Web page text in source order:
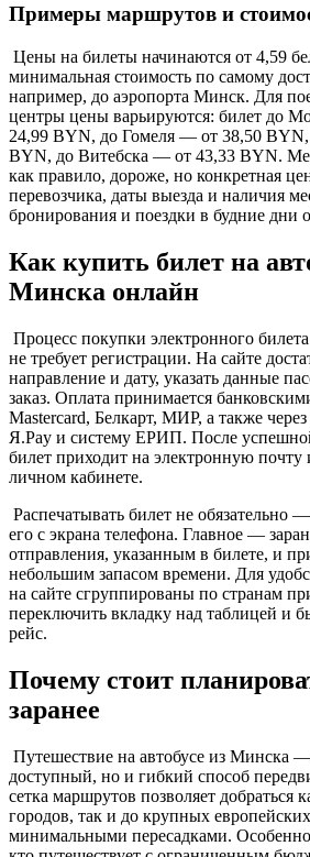
Примеры маршрутов и
Цены на билеты начинаются от 4,59
минимальная стоимость по самому
например, до аэропорта Минск. Для
центры цены варьируются: билет до
24,99 BYN, до Гомеля — от 38,50
BYN, до Витебска — от 43,33 BYN.
как правило, дороже, но конкретная
перевозчика, даты выезда и наличия
бронирования и поездки в будние дни
Как купить билет на
Минска онлайн
Процесс покупки электронного
не требует регистрации. На сайте
направление и дату, указать данные
заказ. Оплата принимается
Mastercard, Белкарт, МИР, а также
Я.Pay и систему ЕРИП. После
билет приходит на электронную почту
личном кабинете.
Распечатывать билет не обязательно
его с экрана телефона. Главное —
отправления, указанным в билете, и
небольшим запасом времени. Для
на сайте сгруппированы по странам
переключить вкладку над таблицей и
рейс.
Почему стоит
заранее
Путешествие на автобусе из Минска —
доступный, но и гибкий способ
сетка маршрутов позволяет добраться
городов, так и до крупных
минимальными пересадками. Особенно